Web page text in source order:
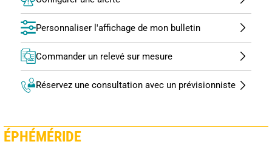
Personnaliser l'affichage de mon bulletin
Commander un relevé sur mesure
Réservez une consultation avec un prévisionniste
ÉPHÉMÉRIDE